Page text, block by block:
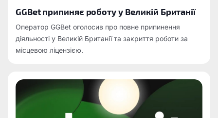
GGBet припиняє роботу у Великій Британії
Оператор GGBet оголосив про повне припинення
діяльності у Великій Британії та закриття роботи за
місцевою ліцензією.